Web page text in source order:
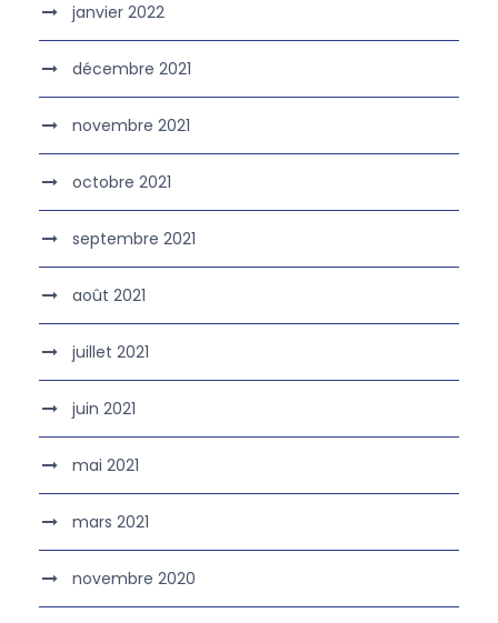
janvier 2022
décembre 2021
novembre 2021
octobre 2021
septembre 2021
août 2021
juillet 2021
juin 2021
mai 2021
mars 2021
novembre 2020